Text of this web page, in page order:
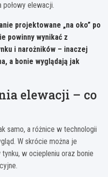
połowy elewacji.
projektowane „na oko” po
powinny wynikać z
i narożników – inaczej
a bonie wyglądają jak
elewacji – co
samo, a różnice w technologii
W skrócie można je
w ociepleniu oraz bonie